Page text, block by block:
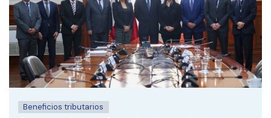
Beneficios tributarios